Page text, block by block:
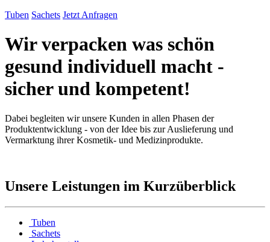
Tuben Sachets Jetzt Anfragen
Wir verpacken was schön
gesund individuell macht -
sicher und kompetent!
Dabei begleiten wir unsere Kunden in allen Phasen der
Produktentwicklung - von der Idee bis zur Auslieferung und
Vermarktung ihrer Kosmetik- und Medizinprodukte.
Unsere Leistungen im Kurzüberblick
Tuben
Sachets